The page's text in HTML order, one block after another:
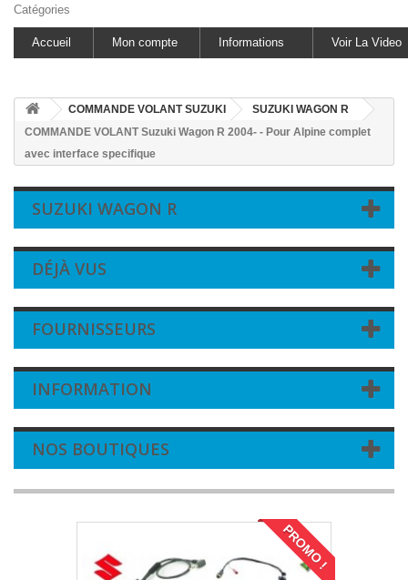
Catégories
Accueil Mon compte Informations Voir La Video
COMMANDE VOLANT SUZUKI
SUZUKI WAGON R
COMMANDE VOLANT Suzuki Wagon R 2004- - Pour Alpine complet
avec interface specifique
SUZUKI WAGON R
DÉJÀ VUS
FOURNISSEURS
INFORMATION
NOS BOUTIQUES
PROMO !